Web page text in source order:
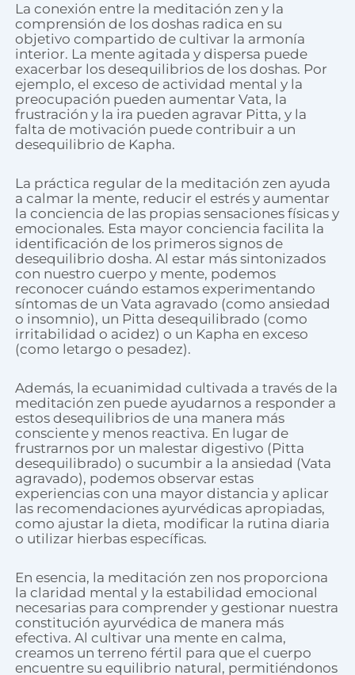
La conexión entre la meditación zen y la
comprensión de los doshas radica en su
objetivo compartido de cultivar la armonía
interior. La mente agitada y dispersa puede
exacerbar los desequilibrios de los doshas. Por
ejemplo, el exceso de actividad mental y la
preocupación pueden aumentar Vata, la
frustración y la ira pueden agravar Pitta, y la
falta de motivación puede contribuir a un
desequilibrio de Kapha.
La práctica regular de la meditación zen ayuda
a calmar la mente, reducir el estrés y aumentar
la conciencia de las propias sensaciones físicas y
emocionales. Esta mayor conciencia facilita la
identificación de los primeros signos de
desequilibrio dosha. Al estar más sintonizados
con nuestro cuerpo y mente, podemos
reconocer cuándo estamos experimentando
síntomas de un Vata agravado (como ansiedad
o insomnio), un Pitta desequilibrado (como
irritabilidad o acidez) o un Kapha en exceso
(como letargo o pesadez).
Además, la ecuanimidad cultivada a través de la
meditación zen puede ayudarnos a responder a
estos desequilibrios de una manera más
consciente y menos reactiva. En lugar de
frustrarnos por un malestar digestivo (Pitta
desequilibrado) o sucumbir a la ansiedad (Vata
agravado), podemos observar estas
experiencias con una mayor distancia y aplicar
las recomendaciones ayurvédicas apropiadas,
como ajustar la dieta, modificar la rutina diaria
o utilizar hierbas específicas.
En esencia, la meditación zen nos proporciona
la claridad mental y la estabilidad emocional
necesarias para comprender y gestionar nuestra
constitución ayurvédica de manera más
efectiva. Al cultivar una mente en calma,
creamos un terreno fértil para que el cuerpo
encuentre su equilibrio natural, permitiéndonos